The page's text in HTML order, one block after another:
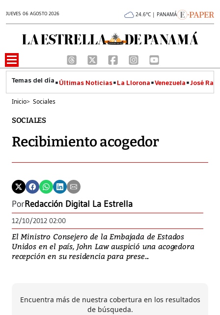
JUEVES 06 AGOSTO 2026 24.6°C | PANAMÁ
Últimas Noticias La Llorona Venezuela José
Inicio> Sociales
SOCIALES
Recibimiento acogedor
PorRedacción Digital La Estrella
12/10/2012 02:00
El Ministro Consejero de la Embajada de Estados
Unidos en el país, John Law auspició una acogedora
recepción en su residencia para prese...
Encuentra más de nuestra cobertura en los resultados
de búsqueda.